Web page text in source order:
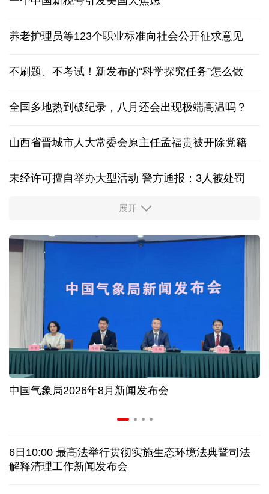
养老护理员等123个职业标准向社会公开征求意见
不刷题、不考试！新发布的“科学探究任务”怎么做
全国多地热到破纪录，八月还会出现极端高温吗？
山西省晋城市人大常委会原主任孟福贵被开除党籍
未经许可擅自举办大型活动 警方通报：3人被处罚
中国多地出台带薪休假新政 释放消费潜力
入境游火热 前7月北京离境退税各项数据均创新高
我国自阿根廷进口的牛肉已达到规定数量的50%
上半年我国黄金消费量511.412吨，同比增长1.23%
AI客服承诺不实、人工客服接入困难 中消协回应
数据有了“身份证” 我国正稳步推进数据产权登记
白宫否认特朗普与赫格塞思因弹药库存短缺发生争执
展开
中国气象局2026年8月新闻发布会
6日10:00 最高法举行贯彻实施生态环境法典暨司法
解释清理工作新闻发布会